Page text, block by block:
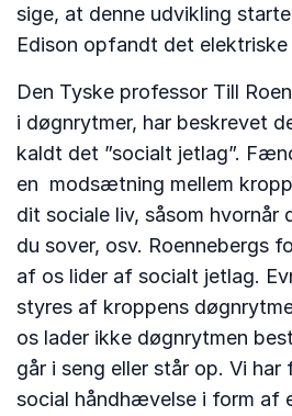
sige, at denne udvikling
Edison opfandt det elektriske
Den Tyske professor Till
i døgnrytmer, har beskrevet
kaldt det ”socialt jetlag”.
en modsætning mellem
dit sociale liv, såsom hvornår
du sover, osv. Roennebergs
af os lider af socialt jetlag.
styres af kroppens
os lader ikke døgnrytmen
går i seng eller står op. Vi har
social håndhævelse i form af